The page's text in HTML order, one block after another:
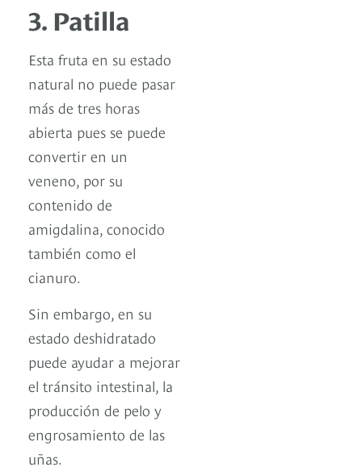
3. Patilla
Esta fruta en su estado
natural no puede pasar
más de tres horas
abierta pues se puede
convertir en un
veneno, por su
contenido de
amigdalina, conocido
también como el
cianuro.
Sin embargo, en su
estado deshidratado
puede ayudar a mejorar
el tránsito intestinal, la
producción de pelo y
engrosamiento de las
uñas.